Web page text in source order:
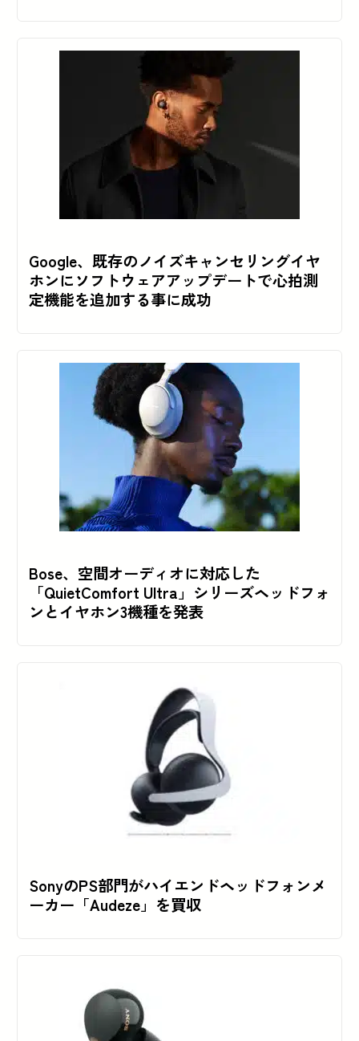
Google、既存のノイズキャンセリングイヤ
ホンにソフトウェアアップデートで心拍測
定機能を追加する事に成功
Bose、空間オーディオに対応した
「QuietComfort Ultra」シリーズヘッドフォ
ンとイヤホン3機種を発表
SonyのPS部門がハイエンドヘッドフォンメ
ーカー「Audeze」を買収